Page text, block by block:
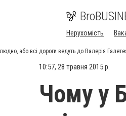
Нерухомість
або всі дороги ведуть до Валерія
10:57, 28 травня 2015 р.
Чому у